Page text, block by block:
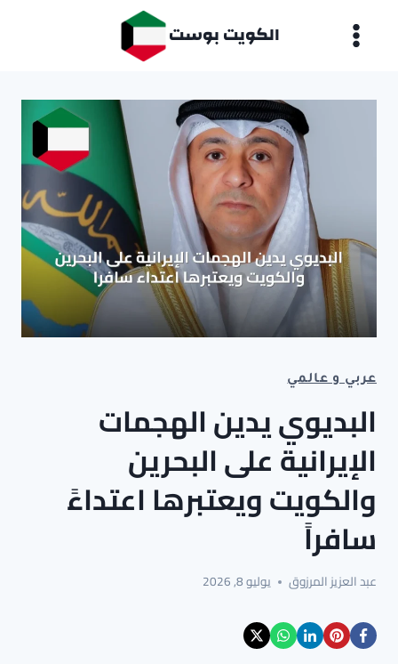
الكويت بوست
عربي و عالمي
البديوي يدين الهجمات
الإيرانية على البحرين
والكويت ويعتبرها اعتداءً
سافراً
عبد العزيز المرزوق يوليو 8, 2026